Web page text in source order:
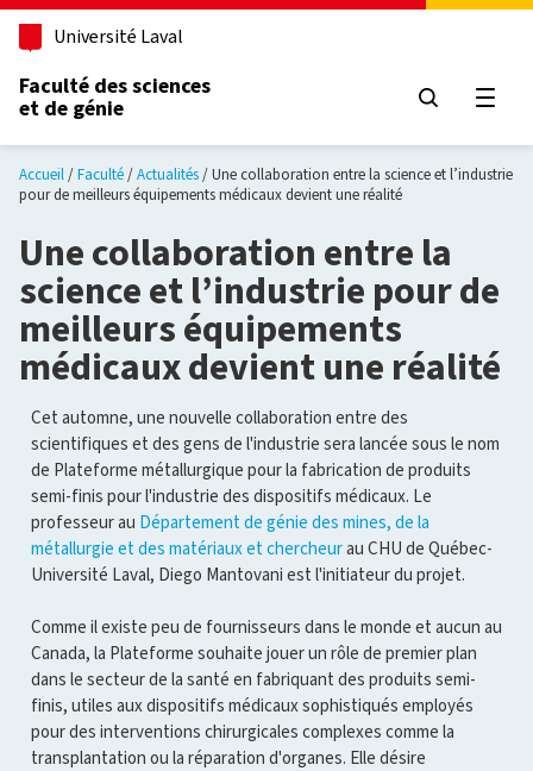
Aller au contenu principal
Université Laval
Faculté des sciences
et de génie
Accueil Faculté Actualités
Une collaboration entre la science et l’industrie
pour de meilleurs équipements médicaux devient une réalité
Une collaboration entre la
science et l’industrie pour de
meilleurs équipements
médicaux devient une réalité
Cet automne, une nouvelle collaboration entre des
scientifiques et des gens de l'industrie sera lancée sous le nom
de Plateforme métallurgique pour la fabrication de produits
semi-finis pour l'industrie des dispositifs médicaux. Le
professeur au Département de génie des mines, de la
métallurgie et des matériaux et chercheurau CHU de Québec-
Université Laval, Diego Mantovani est l'initiateur du projet.
Comme il existe peu de fournisseurs dans le monde et aucun au
Canada, la Plateforme souhaite jouer un rôle de premier plan
dans le secteur de la santé en fabriquant des produits semi-
finis, utiles aux dispositifs médicaux sophistiqués employés
pour des interventions chirurgicales complexes comme la
transplantation ou la réparation d'organes. Elle désire